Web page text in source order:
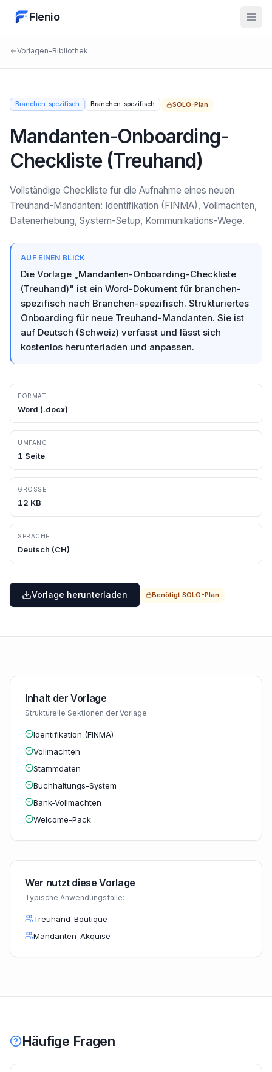
Flenio
Vorlagen-Bibliothek
Branchen-spezifisch Branchen-spezifisch SOLO-Plan
Mandanten-Onboarding-
Checkliste (Treuhand)
Vollständige Checkliste für die Aufnahme eines neuen
Treuhand-Mandanten: Identifikation (FINMA), Vollmachten,
Datenerhebung, System-Setup, Kommunikations-Wege.
AUF EINEN BLICK
Die Vorlage „Mandanten-Onboarding-Checkliste
(Treuhand)" ist ein Word-Dokument für branchen-
spezifisch nach Branchen-spezifisch. Strukturiertes
Onboarding für neue Treuhand-Mandanten. Sie ist
auf Deutsch (Schweiz) verfasst und lässt sich
kostenlos herunterladen und anpassen.
FORMAT
Word (.docx)
UMFANG
1 Seite
GRÖSSE
12 KB
SPRACHE
Deutsch (CH)
Vorlage herunterladen Benötigt SOLO-Plan
Inhalt der Vorlage
Strukturelle Sektionen der Vorlage:
Identifikation (FINMA)
Vollmachten
Stammdaten
Buchhaltungs-System
Bank-Vollmachten
Welcome-Pack
Wer nutzt diese Vorlage
Typische Anwendungsfälle:
Treuhand-Boutique
Mandanten-Akquise
Häufige Fragen